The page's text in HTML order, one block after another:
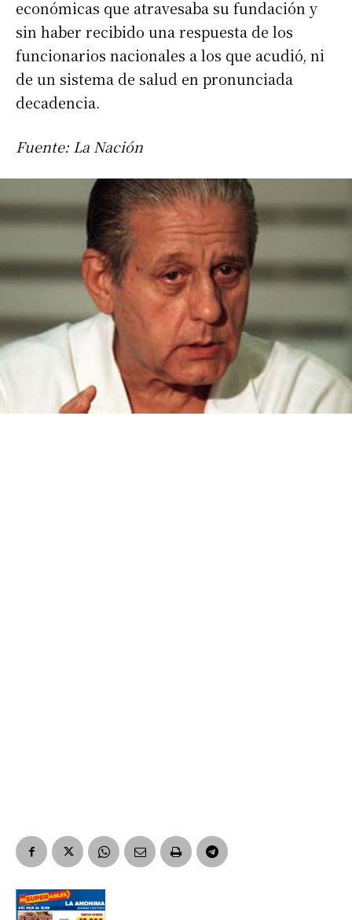
Suscribirme gratis
Nombre
Apellidos
Número de teléfono
económicas que atravesaba su fundación y
sin haber recibido una respuesta de los
funcionarios nacionales a los que acudió, ni
de un sistema de salud en pronunciada
decadencia.
Fuente: La Nación